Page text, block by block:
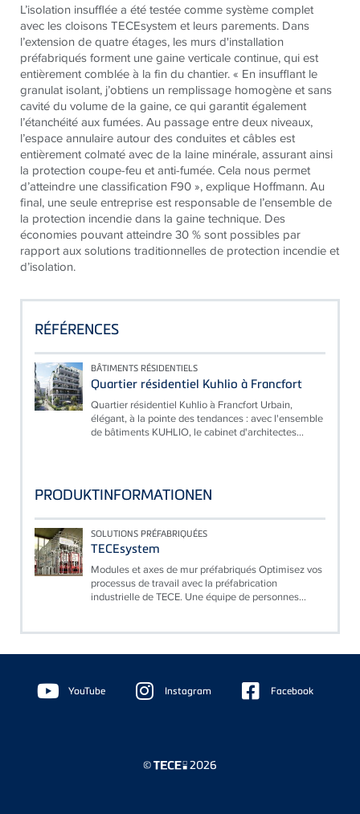
L’isolation insufflée a été testée comme système complet
avec les cloisons TECEsystem et leurs parements. Dans
l’extension de quatre étages, les murs d'installation
préfabriqués forment une gaine verticale continue, qui est
entièrement comblée à la fin du chantier. « En insufflant le
granulat isolant, j’obtiens un remplissage homogène et sans
cavité du volume de la gaine, ce qui garantit également
l’étanchéité aux fumées. Au passage entre deux niveaux,
l’espace annulaire autour des conduites et câbles est
entièrement colmaté avec de la laine minérale, assurant ainsi
la protection coupe-feu et anti-fumée. Cela nous permet
d’atteindre une classification F90 », explique Hoffmann. Au
final, une seule entreprise est responsable de l’ensemble de
la protection incendie dans la gaine technique. Des
économies pouvant atteindre 30 % sont possibles par
rapport aux solutions traditionnelles de protection incendie et
d’isolation.
RÉFÉRENCES
BÂTIMENTS RÉSIDENTIELS
Quartier résidentiel Kuhlio à Francfort
Quartier résidentiel Kuhlio à Francfort Urbain,
élégant, à la pointe des tendances : avec l'ensemble
de bâtiments KUHLIO, le cabinet d'architectes...
PRODUKTINFORMATIONEN
SOLUTIONS PRÉFABRIQUÉES
TECEsystem
Modules et axes de mur préfabriqués Optimisez vos
processus de travail avec la préfabrication
industrielle de TECE. Une équipe de personnes...
Floating
Sidebar YouTube Instagram Facebook
© 2026